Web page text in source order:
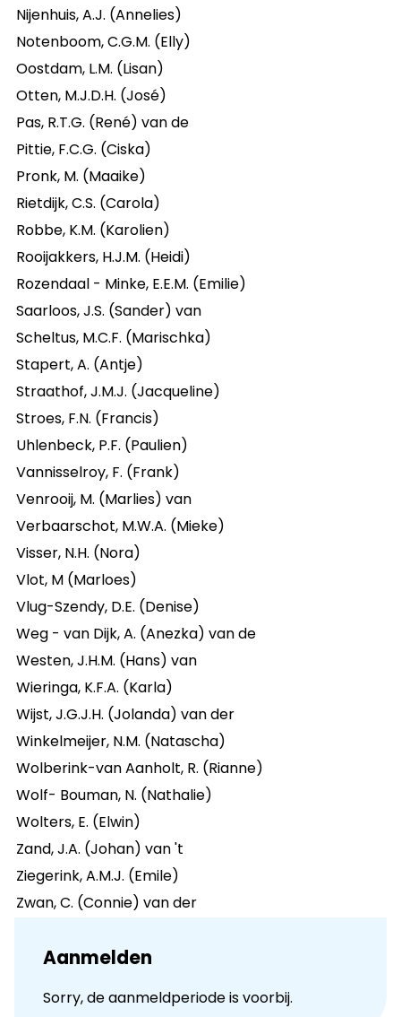
Nijenhuis, A.J. (Annelies)
Notenboom, C.G.M. (Elly)
Oostdam, L.M. (Lisan)
Otten, M.J.D.H. (José)
Pas, R.T.G. (René) van de
Pittie, F.C.G. (Ciska)
Pronk, M. (Maaike)
Rietdijk, C.S. (Carola)
Robbe, K.M. (Karolien)
Rooijakkers, H.J.M. (Heidi)
Rozendaal - Minke, E.E.M. (Emilie)
Saarloos, J.S. (Sander) van
Scheltus, M.C.F. (Marischka)
Stapert, A. (Antje)
Straathof, J.M.J. (Jacqueline)
Stroes, F.N. (Francis)
Uhlenbeck, P.F. (Paulien)
Vannisselroy, F. (Frank)
Venrooij, M. (Marlies) van
Verbaarschot, M.W.A. (Mieke)
Visser, N.H. (Nora)
Vlot, M (Marloes)
Vlug-Szendy, D.E. (Denise)
Weg - van Dijk, A. (Anezka) van de
Westen, J.H.M. (Hans) van
Wieringa, K.F.A. (Karla)
Wijst, J.G.J.H. (Jolanda) van der
Winkelmeijer, N.M. (Natascha)
Wolberink-van Aanholt, R. (Rianne)
Wolf- Bouman, N. (Nathalie)
Wolters, E. (Elwin)
Zand, J.A. (Johan) van 't
Ziegerink, A.M.J. (Emile)
Zwan, C. (Connie) van der
Aanmelden
Sorry, de aanmeldperiode is voorbij.